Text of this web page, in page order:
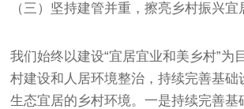
（三）坚持建管并重，擦亮乡村振兴宜
我们始终以建设“宜居宜业和美乡村”为
村建设和人居环境整治，持续完善基础
生态宜居的乡村环境。一是持续完善基